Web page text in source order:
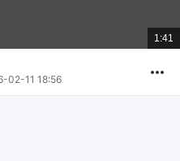
總
共
1:41
02-11 18:56